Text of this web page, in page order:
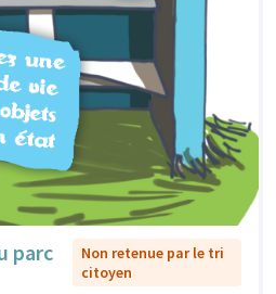
parc
Non retenue par le tri
citoyen